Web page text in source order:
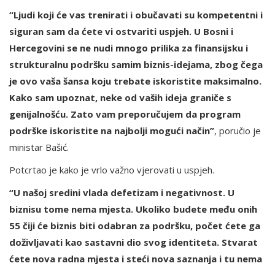
“Ljudi koji će vas trenirati i obučavati su kompetentni i
siguran sam da ćete vi ostvariti uspjeh. U Bosni i
Hercegovini se ne nudi mnogo prilika za finansijsku i
strukturalnu podršku samim biznis-idejama, zbog čega
je ovo vaša šansa koju trebate iskoristite maksimalno.
Kako sam upoznat, neke od vaših ideja graniče s
genijalnošću. Zato vam preporučujem da program
podrške iskoristite na najbolji mogući način”, poručio je
ministar Bašić.
Potcrtao je kako je vrlo važno vjerovati u uspjeh.
“U našoj sredini vlada defetizam i negativnost. U
biznisu tome nema mjesta. Ukoliko budete među onih
55 čiji će biznis biti odabran za podršku, počet ćete ga
doživljavati kao sastavni dio svog identiteta. Stvarat
ćete nova radna mjesta i steći nova saznanja i tu nema